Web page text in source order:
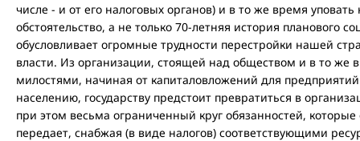
числе - и от его налоговых органов) и в то же время уповать
обстоятельство, а не только 70-летняя история планового
обусловливает огромные трудности перестройки нашей
власти. Из организации, стоящей над обществом и в то
милостями, начиная от капиталовложений для
населению, государству предстоит превратиться в
при этом весьма ограниченный круг обязанностей,
передает, снабжая (в виде налогов) соответствующими